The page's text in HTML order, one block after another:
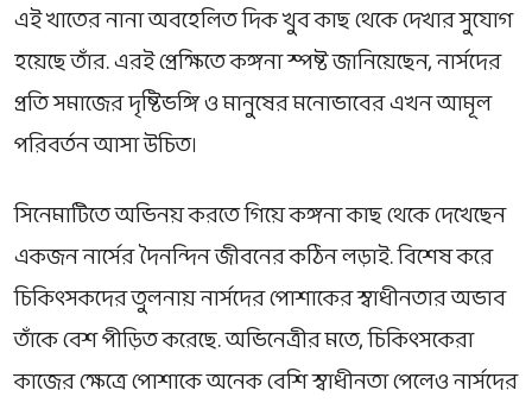
এই খাতের নানা অবহেলিত দিক খুব কাছ থেকে দেখার সুযোগ
হয়েছে তাঁর. এরই প্রেক্ষিতে কঙ্গনা স্পষ্ট জানিয়েছেন, নার্সদের
প্রতি সমাজের দৃষ্টিভঙ্গি ও মানুষের মনোভাবের এখন আমূল
পরিবর্তন আসা উচিত।
সিনেমাটিতে অভিনয় করতে গিয়ে কঙ্গনা কাছ থেকে দেখেছেন
একজন নার্সের দৈনন্দিন জীবনের কঠিন লড়াই. বিশেষ করে
চিকিৎসকদের তুলনায় নার্সদের পোশাকের স্বাধীনতার অভাব
তাঁকে বেশ পীড়িত করেছে. অভিনেত্রীর মতে, চিকিৎসকেরা
কাজের ক্ষেত্রে পোশাকে অনেক বেশি স্বাধীনতা পেলেও নার্সদের